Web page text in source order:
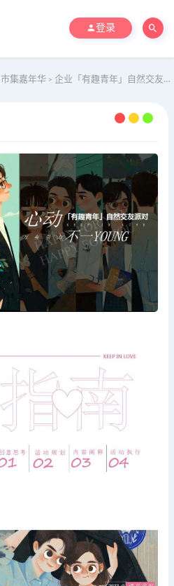
登录
市集嘉年华 > 企业「有趣青年」自然交友派对（万有引力 心动不一YOUNG主题）活动策划方案